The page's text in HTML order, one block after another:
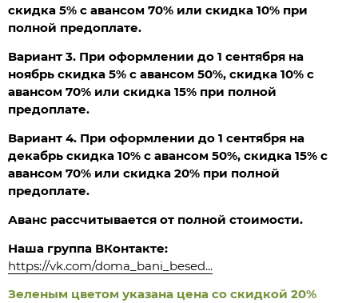
скидка 5% с авансом 70% или скидка 10% при
полной предоплате.
Вариант 3. При оформлении до 1 сентября на
ноябрь скидка 5% с авансом 50%, скидка 10% с
авансом 70% или скидка 15% при полной
предоплате.
Вариант 4. При оформлении до 1 сентября на
декабрь скидка 10% с авансом 50%, скидка 15% с
авансом 70% или скидка 20% при полной
предоплате.
Аванс рассчитывается от полной стоимости.
Наша группа ВКонтакте:
https://vk.com/doma_bani_besed...
Зеленым цветом указана цена со скидкой 20%